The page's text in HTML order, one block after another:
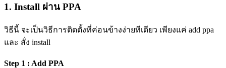
1. Install ผ่าน PPA
วิธีนี้ จะเป็นวิธีการติดตั้งที่ค่อนข้างง่ายทีเดียว เพียงแค่ add ppa
และ สั่ง install
Step 1 : Add PPA